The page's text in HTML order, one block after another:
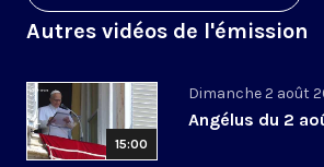
Autres vidéos de l'émission
15:00
Dimanche 2 août
Angélus du 2